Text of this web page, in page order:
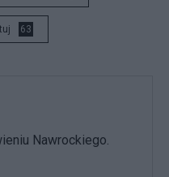
63
Nawrockiego.